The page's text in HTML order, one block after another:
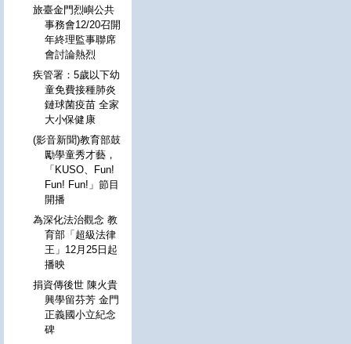
旅臺金門烈嶼公共
事務會12/20召開
年終理監事聯席
會討論熱烈
疾管署：5歲以下幼
童免費接種肺炎
鏈球菌疫苗 全家
大小保健康
(影音新聞)教育部鼓
勵學童秀才藝，
「KUSO、Fun!
Fun! Fun!」節目
開播
為深化法治觀念 教
育部「超級法律
王」12月25日起
播映
捐資傳後世 陳火貴
興學留芬芳 金門
正義國小立紀念
碑